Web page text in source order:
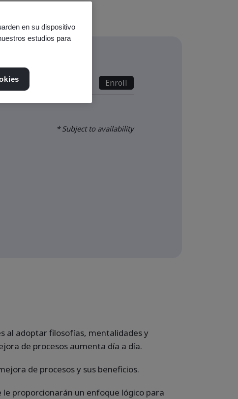
Online - Full Day Enroll
* Subject to availability
al adoptar filosofías, mentalidades y
de procesos aumenta día a día.
de procesos y sus beneficios.
proporcionarán un enfoque lógico para
en su dispositivo
estudios para